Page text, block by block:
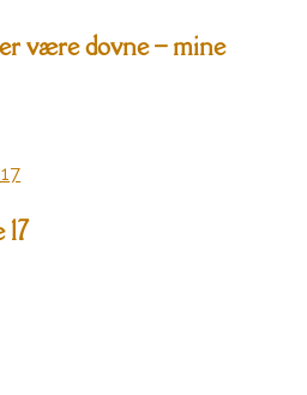
være dovne – mine